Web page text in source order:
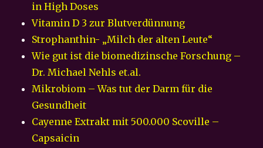
in High Doses
Vitamin D 3 zur Blutverdünnung
Strophanthin- „Milch der alten Leute“
Wie gut ist die biomedizinsche Forschung –
Dr. Michael Nehls et.al.
Mikrobiom – Was tut der Darm für die
Gesundheit
Cayenne Extrakt mit 500.000 Scoville –
Capsaicin